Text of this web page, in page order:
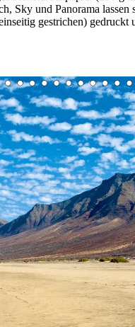
Sky und Panorama
gestrichen)